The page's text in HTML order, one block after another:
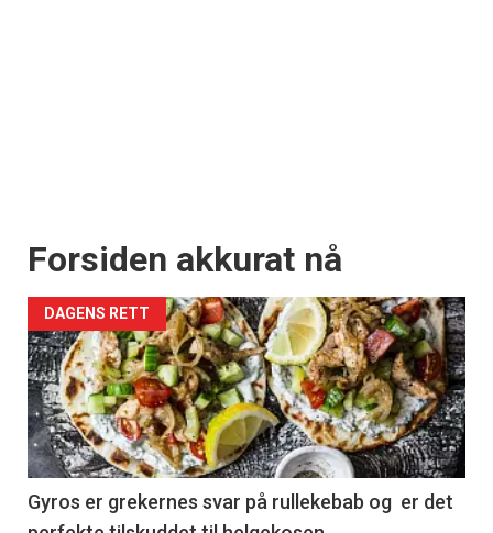
Forsiden akkurat nå
DAGENS RETT
Gyros er grekernes svar på rullekebab og er det